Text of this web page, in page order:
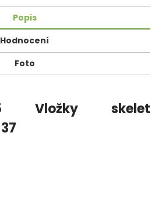
Popis
Hodnocení
Foto
Vložky skelet